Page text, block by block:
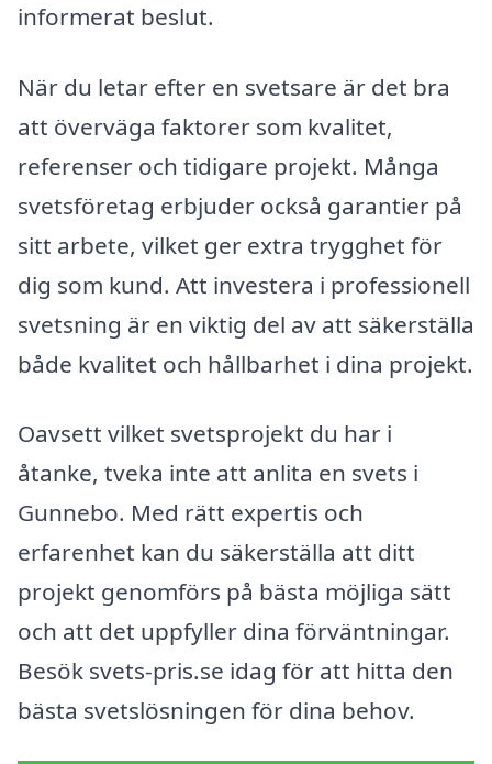
informerat beslut.
När du letar efter en svetsare är det bra
att överväga faktorer som kvalitet,
referenser och tidigare projekt. Många
svetsföretag erbjuder också garantier på
sitt arbete, vilket ger extra trygghet för
dig som kund. Att investera i professionell
svetsning är en viktig del av att säkerställa
både kvalitet och hållbarhet i dina projekt.
Oavsett vilket svetsprojekt du har i
åtanke, tveka inte att anlita en svets i
Gunnebo. Med rätt expertis och
erfarenhet kan du säkerställa att ditt
projekt genomförs på bästa möjliga sätt
och att det uppfyller dina förväntningar.
Besök svets-pris.se idag för att hitta den
bästa svetslösningen för dina behov.